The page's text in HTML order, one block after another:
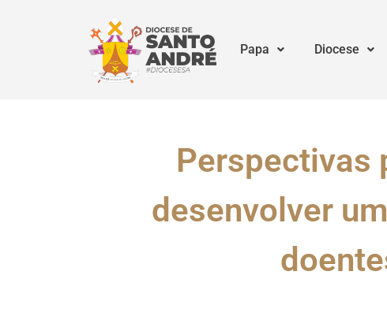
Papa Diocese
Perspectivas
desenvolver